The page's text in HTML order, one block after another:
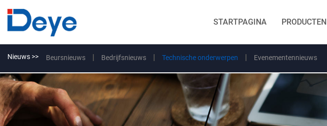
STARTPAGINA PRODUCTEN
Nieuws >> Beursnieuws Bedrijfsnieuws Technische onderwerpen Evenementennieuws